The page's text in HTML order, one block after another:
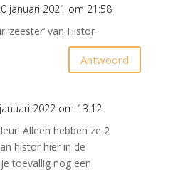
januari 2021 om 21:58
‘zeester’ van Histor
Antwoord
2022 om 13:12
Alleen hebben ze 2
histor hier in de
toevallig nog een